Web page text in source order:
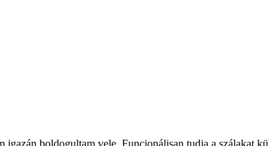
boldogultam vele. Funcionálisan tudja a szálakat